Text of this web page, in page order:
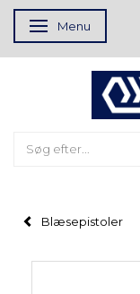
Skifte navigation
Menu
Blæsepistoler